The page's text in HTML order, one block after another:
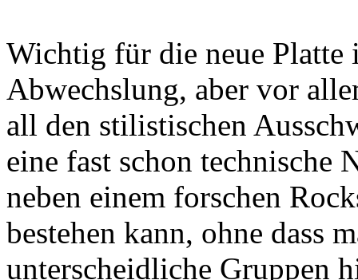
Wichtig für die neue Platte
Abwechslung, aber vor
all den stilistischen
eine fast schon technische
neben einem forschen
bestehen kann, ohne dass
unterscheidliche Gruppen